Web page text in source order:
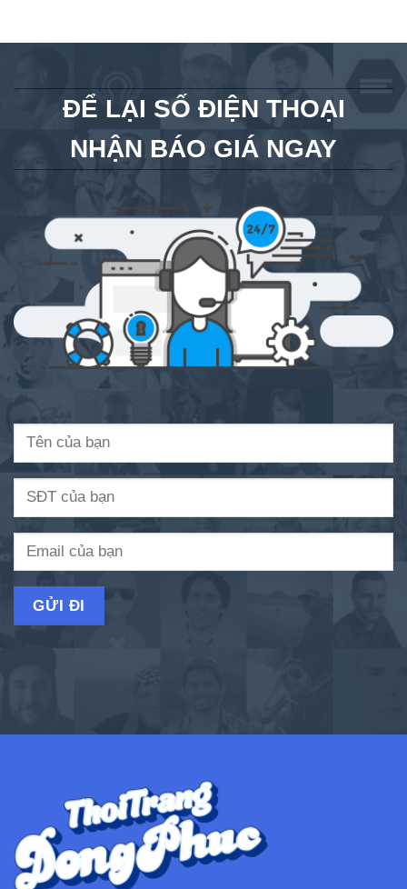
ĐỂ LẠI SỐ ĐIỆN THOẠI
NHẬN BÁO GIÁ NGAY